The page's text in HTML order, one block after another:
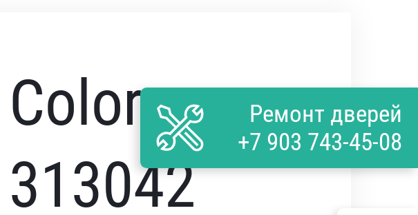
Color
313042
Ремонт дверей
+7 903 743-45-08